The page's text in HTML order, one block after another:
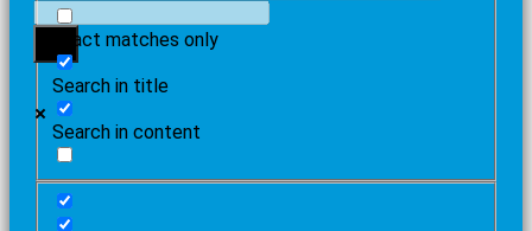
Exact matches only
Search in title
Search in content